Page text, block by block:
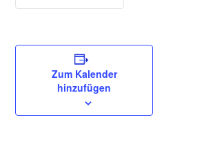
Zum Kalender
hinzufügen